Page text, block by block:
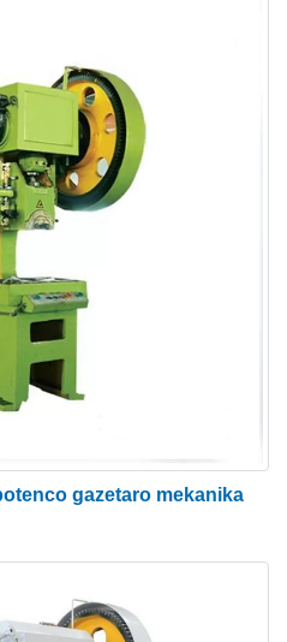
mekanismon,
la plej granda
uzas ĉi tiun
uzi la krankoŝaftan
estas facile fari, kaj eblas
finon de la streko kaj
estas esence aplikebla
estas aplikata al
varma forĝado,
maŝino
ŝafta rigideco,
gazetaro mekanika